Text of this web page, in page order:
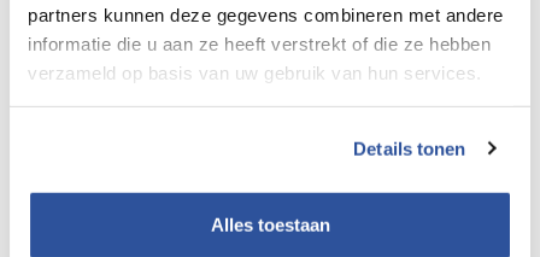
partners kunnen deze gegevens combineren met andere
informatie die u aan ze heeft verstrekt of die ze hebben
verzameld op basis van uw gebruik van hun services.
Details tonen
Alles toestaan
Voice meer meldingen, ook uit de bouw.
Ongewenst gedrag in de bouw is volgens experts een groot
probleem. Ook al springt de bouw- en infrasector er in
veel, stelt Barteld Dijkman, arbeid- en organisatiespecialist
van Volandis. “Elk slachtoffer is er een te veel.”